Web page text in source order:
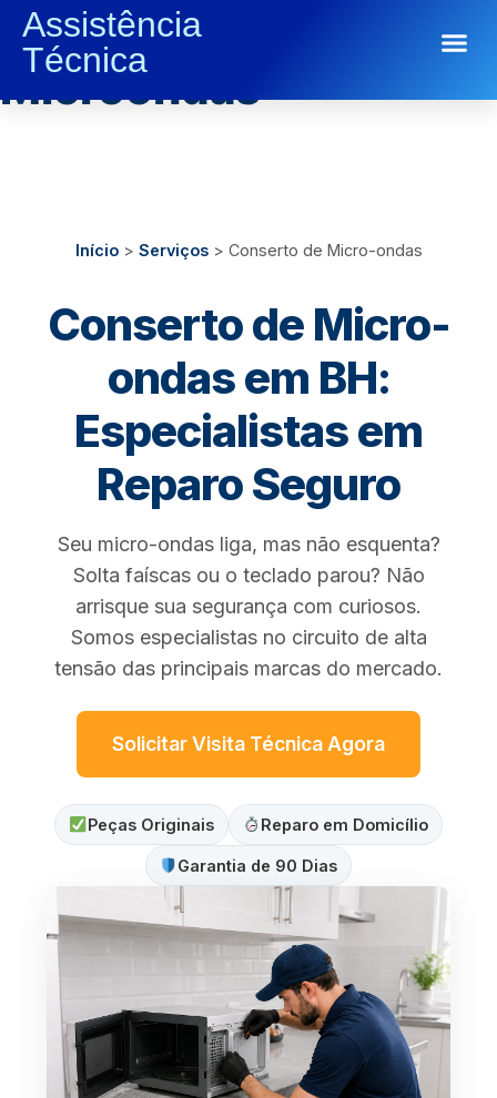
Assistência
Técnica
Conserto De
Microondas
Início> Serviços> Conserto de Micro-ondas
Conserto de Micro-
ondas em BH:
Especialistas em
Reparo Seguro
Seu micro-ondas liga, mas não esquenta?
Solta faíscas ou o teclado parou? Não
arrisque sua segurança com curiosos.
Somos especialistas no circuito de alta
tensão das principais marcas do mercado.
Solicitar Visita Técnica Agora
Peças Originais Reparo em Domicílio
Garantia de 90 Dias